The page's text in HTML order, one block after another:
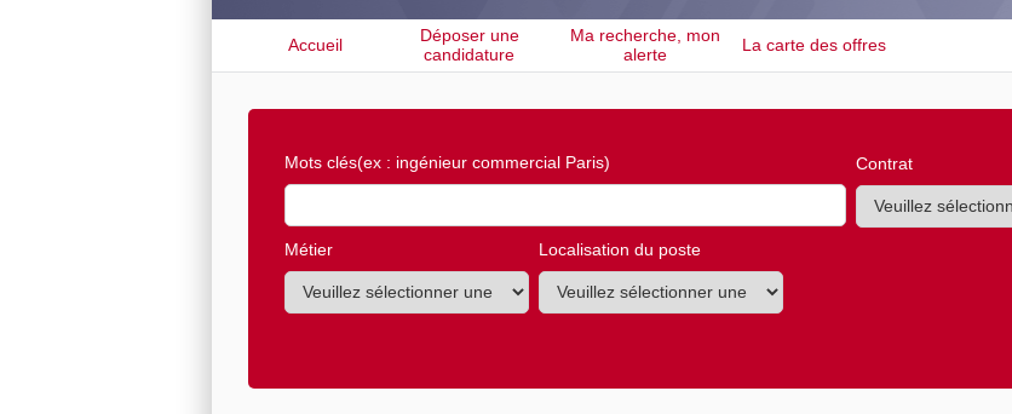
Accueil
Déposer une
candidature
spontanée
Ma recherche, mon
alerte
La carte des offres
Mots clés(ex : ingénieur commercial Paris) Contrat
Métier Localisation du poste